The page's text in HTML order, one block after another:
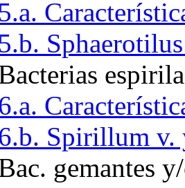
Spirillum
gemantes